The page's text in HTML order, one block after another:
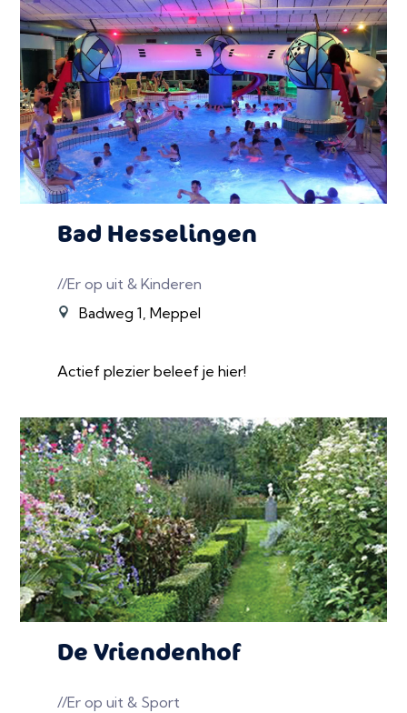
Bad Hesselingen
//Er op uit & Kinderen
Badweg 1, Meppel
Actief plezier beleef je hier!
De Vriendenhof
//Er op uit & Sport